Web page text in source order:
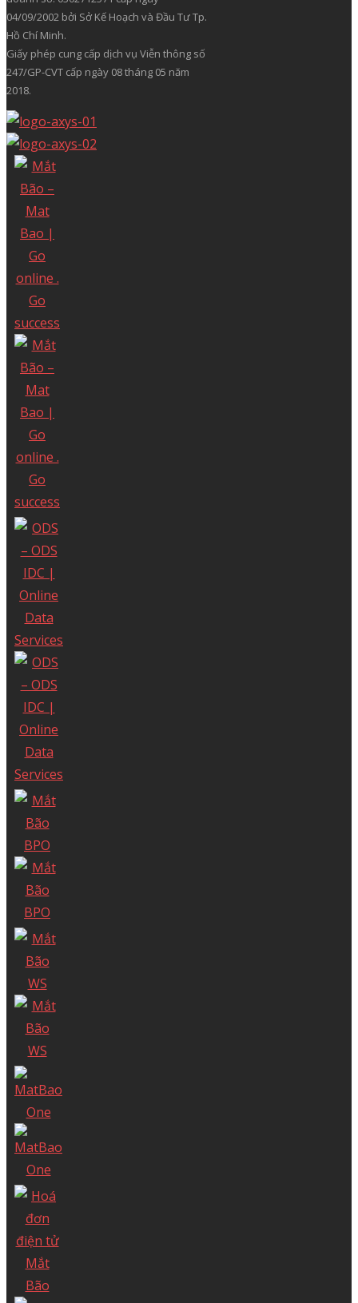
04/09/2002 bởi Sở Kế Hoạch và Đầu Tư Tp.
Hồ Chí Minh.
Giấy phép cung cấp dịch vụ Viễn thông số
247/GP-CVT cấp ngày 08 tháng 05 năm
2018.